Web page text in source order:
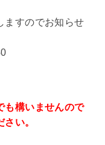
ますのでお知らせ
も構いませんので
い。